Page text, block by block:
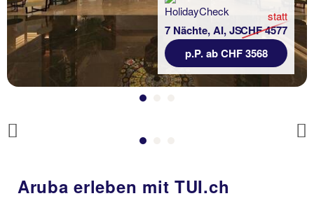
7 Nächte, AI, JS
statt
CHF 4577
p.P. ab CHF 3568
Previous
Aruba erleben mit TUI.ch